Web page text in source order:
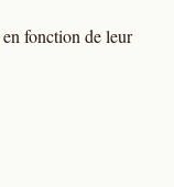
en fonction de leur